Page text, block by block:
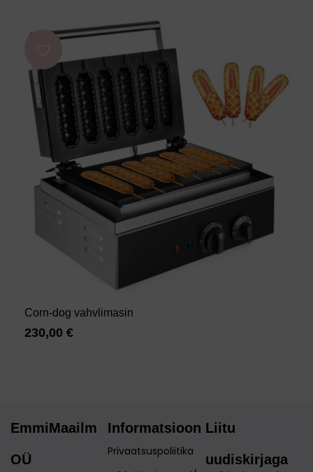
Corn-dog vahvlimasin
230,00 €
EmmiMaailm
OÜ
Informatsioon
Privaatsuspoliitika
Liitu
uudiskirjaga